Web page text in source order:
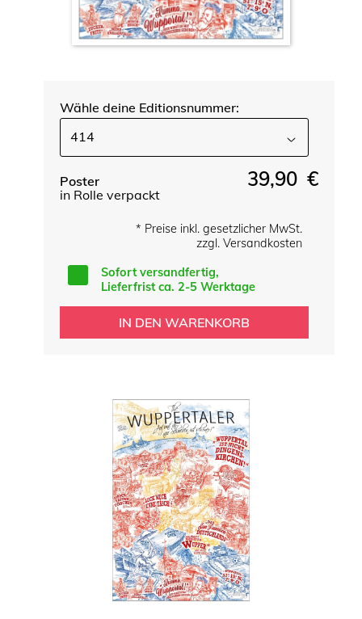
Wähle deine Editionsnummer:
414
Poster
in Rolle verpackt
39,90 €
* Preise inkl. gesetzlicher MwSt.
zzgl. Versandkosten
Sofort versandfertig,
Lieferfrist ca. 2-5 Werktage
IN DEN WARENKORB